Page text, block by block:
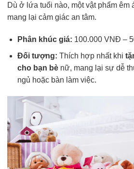
Dù ở lứa tuổi nào, một vật phẩm êm
mang lại cảm giác an tâm.
Phân khúc giá: 100.000 VNĐ –
Đối tượng: Thích hợp nhất khi
cho bạn bènữ, mang lại sự dễ
ngủ hoặc bàn làm việc.